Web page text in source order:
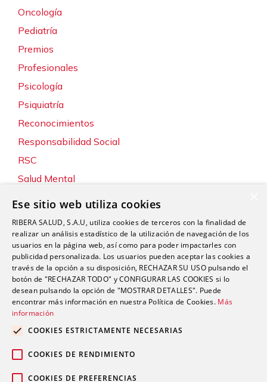
Oncología
Pediatría
Premios
Profesionales
Psicología
Psiquiatría
Reconocimientos
Responsabilidad Social
RSC
Salud Mental
Servicios
Sostenibilidad y Medio Ambiente
Tecnología
Traumatología y Cirugía Ortopédica
Unidad de Tráfico
Urgencias
Urología
Ese sitio web utiliza cookies
RIBERA SALUD, S.A.U, utiliza cookies de terceros con la finalidad de
realizar un análisis estadístico de la utilización de navegación de los
usuarios en la página web, así como para poder impactarles con
publicidad personalizada. Los usuarios pueden aceptar las cookies a
través de la opción a su disposición, RECHAZAR SU USO pulsando el
botón de "RECHAZAR TODO" y CONFIGURAR LAS COOKIES si lo
desean pulsando la opción de "MOSTRAR DETALLES". Puede
encontrar más información en nuestra Política de Cookies. Más
información
COOKIES ESTRICTAMENTE NECESARIAS
COOKIES DE RENDIMIENTO
COOKIES DE PREFERENCIAS